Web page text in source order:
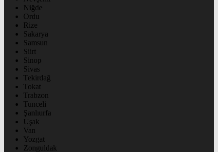
Niğde
Ordu
Rize
Sakarya
Samsun
Siirt
Sinop
Sivas
Tekirdağ
Tokat
Trabzon
Tunceli
Şanlıurfa
Uşak
Van
Yozgat
Zonguldak